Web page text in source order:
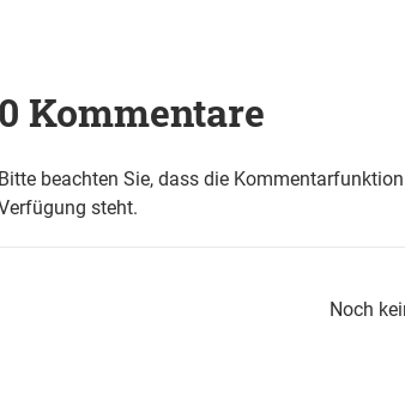
0 Kommentare
Bitte beachten Sie, dass die
steht.
Noch